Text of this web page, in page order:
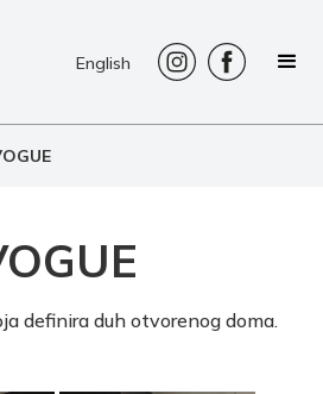
English
definira duh otvorenog doma.